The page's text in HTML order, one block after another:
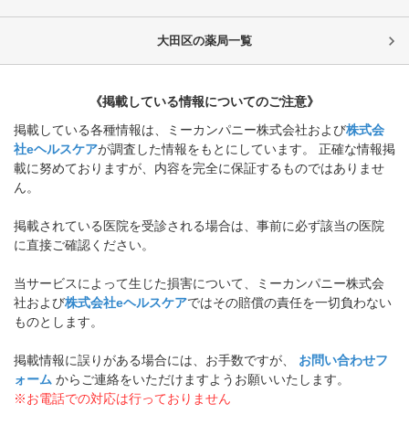
大田区の薬局一覧
《掲載している情報についてのご注意》
掲載している各種情報は、ミーカンパニー株式会社および株式会
社eヘルスケアが調査した情報をもとにしています。 正確な情報掲
載に努めておりますが、内容を完全に保証するものではありませ
ん。
掲載されている医院を受診される場合は、事前に必ず該当の医院
に直接ご確認ください。
当サービスによって生じた損害について、ミーカンパニー株式会
社および株式会社eヘルスケアではその賠償の責任を一切負わない
ものとします。
掲載情報に誤りがある場合には、お手数ですが、
お問い合わせフ
ォーム からご連絡をいただけますようお願いいたします。
※お電話での対応は行っておりません